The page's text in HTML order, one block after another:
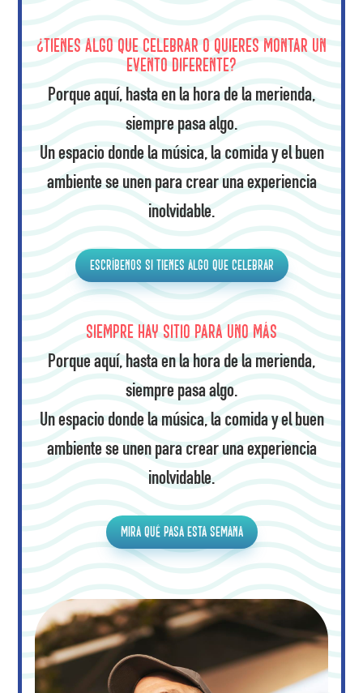
¿Tienes algo que celebrar o quieres montar un
evento diferente?
Porque aquí, hasta en la hora de la merienda,
siempre pasa algo.
Un espacio donde la música, la comida y el buen
ambiente se unen para crear una experiencia
inolvidable.
Escríbenos si tienes algo que celebrar
Siempre hay sitio para uno más
Porque aquí, hasta en la hora de la merienda,
siempre pasa algo.
Un espacio donde la música, la comida y el buen
ambiente se unen para crear una experiencia
inolvidable.
Mira qué pasa esta semana